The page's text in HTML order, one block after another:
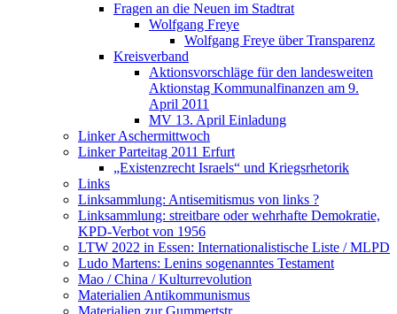
Fragen an die Neuen im Stadtrat
Wolfgang Freye
Wolfgang Freye über Transparenz
Kreisverband
Aktionsvorschläge für den landesweiten
Aktionstag Kommunalfinanzen am 9.
April 2011
MV 13. April Einladung
Linker Aschermittwoch
Linker Parteitag 2011 Erfurt
„Existenzrecht Israels“ und Kriegsrhetorik
Links
Linksammlung: Antisemitismus von links ?
Linksammlung: streitbare oder wehrhafte Demokratie,
KPD-Verbot von 1956
LTW 2022 in Essen: Internationalistische Liste / MLPD
Ludo Martens: Lenins sogenanntes Testament
Mao / China / Kulturrevolution
Materialien Antikommunismus
Materialien zur Gummertstr